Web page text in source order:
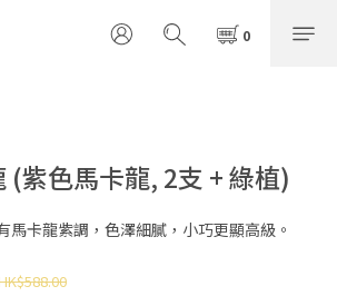
(紫色馬卡龍, 2支 + 綠植)
馬卡龍紫調，色澤細膩，小巧更顯高級。